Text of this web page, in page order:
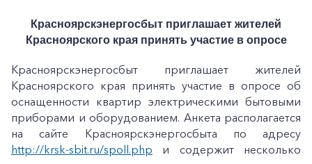
Красноярскэнергосбыт приглашает жителей
Красноярского края принять участие в опросе
Красноярскэнергосбыт приглашает жителей
Красноярского края принять участие в опросе об
оснащенности квартир электрическими бытовыми
приборами и оборудованием. Анкета располагается
на сайте Красноярскэнергосбыта по адресу
http://krsk-sbit.ru/spoll.php и содержит несколько